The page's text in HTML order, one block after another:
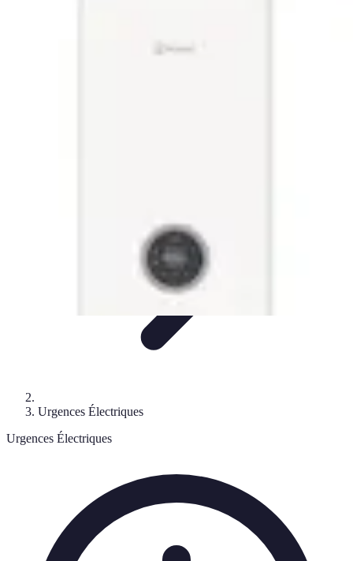
Urgences Électriques
Urgences Électriques